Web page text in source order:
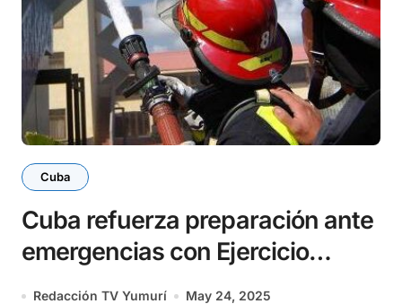
Cuba
Cuba refuerza preparación ante
emergencias con Ejercicio
Meteoro 2025 este fin de
Redacción TV Yumurí May 24, 2025